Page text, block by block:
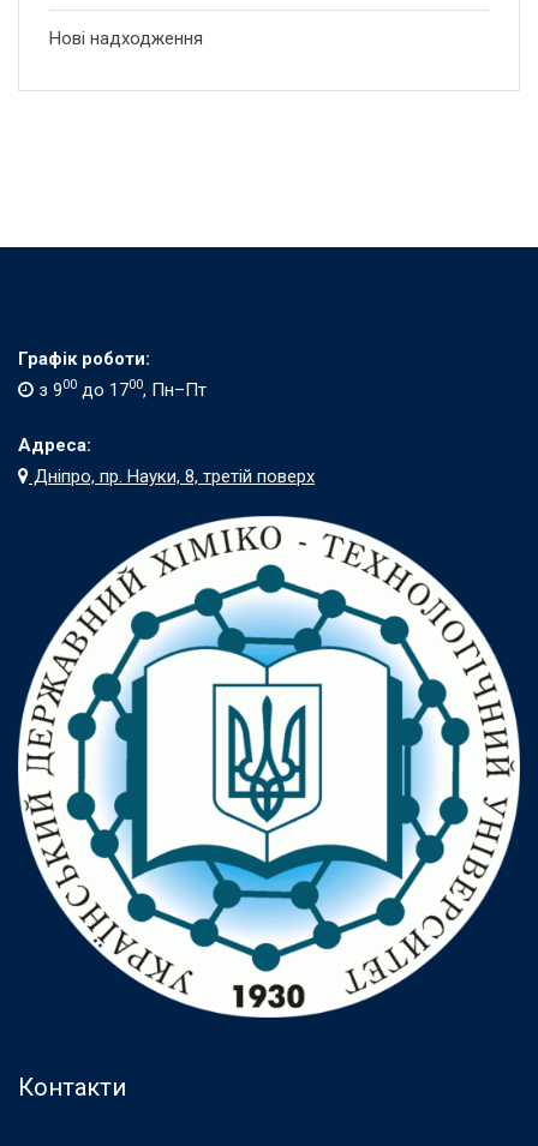
Нові надходження
Графік роботи:
з 900 до 1700, Пн–Пт
Адреса:
Дніпро, пр. Науки, 8, третій поверх
Контакти